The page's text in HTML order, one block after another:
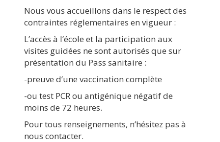
Nous vous accueillons dans le respect des
contraintes réglementaires en vigueur :
L’accès à l’école et la participation aux
visites guidées ne sont autorisés que sur
présentation du Pass sanitaire :
-preuve d’une vaccination complète
-ou test PCR ou antigénique négatif de
moins de 72 heures.
Pour tous renseignements, n’hésitez pas à
nous contacter.